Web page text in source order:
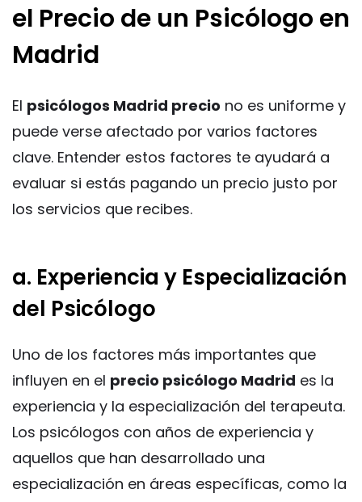
el Precio de un Psicólogo en
Madrid
El psicólogos Madrid precio no es uniforme y
puede verse afectado por varios factores
clave. Entender estos factores te ayudará a
evaluar si estás pagando un precio justo por
los servicios que recibes.
a. Experiencia y Especialización
del Psicólogo
Uno de los factores más importantes que
influyen en el precio psicólogo Madrid es la
experiencia y la especialización del terapeuta.
Los psicólogos con años de experiencia y
aquellos que han desarrollado una
especialización en áreas específicas, como la